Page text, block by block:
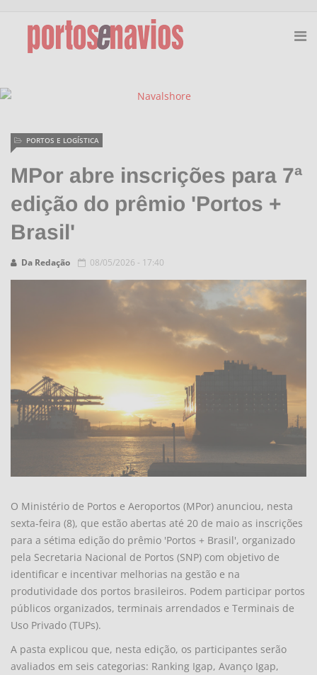
MPor abre inscrições para 7ª
edição do prêmio 'Portos +
Brasil'
Da Redação
PORTOS E LOGÍSTICA
08/05/2026 - 17:40
O Ministério de Portos e Aeroportos (MPor) anunciou, nesta
sexta-feira (8), que estão abertas até 20 de maio as inscrições
para a sétima edição do prêmio 'Portos + Brasil', organizado
pela Secretaria Nacional de Portos (SNP) com objetivo de
identificar e incentivar melhorias na gestão e na
produtividade dos portos brasileiros. Podem participar portos
públicos organizados, terminais arrendados e Terminais de
Uso Privado (TUPs).
A pasta explicou que, nesta edição, os participantes serão
avaliados em seis categorias: Ranking Igap, Avanço Igap,